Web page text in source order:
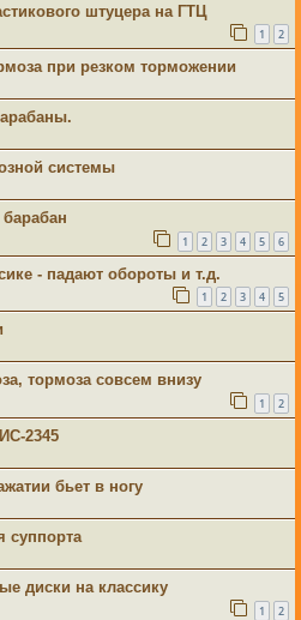
штуцера на ГТЦ
1 2
при резком торможении
системы
1 2 3 4 5 6
- падают обороты и т.д.
1 2 3 4 5
тормоза совсем внизу
1 2
2345
бьет в ногу
суппорта
диски на классику
1 2